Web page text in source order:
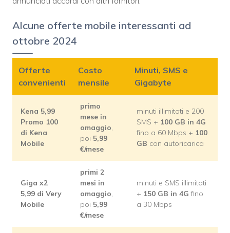
Alcune offerte mobile interessanti ad
ottobre 2024
Offerte
convenienti
Costo
mensile
Minuti, SMS e
Gigabyte
Kena 5,99
Promo 100
di Kena
Mobile
primo
mese in
omaggio,
poi 5,99
€/mese
minuti illimitati e 200
SMS + 100 GB in 4G
fino a 60 Mbps + 100
GB con autoricarica
Giga x2
5,99 di Very
Mobile
primi 2
mesi in
omaggio,
poi 5,99
€/mese
minuti e SMS illimitati
+ 150 GB in 4G fino
a 30 Mbps